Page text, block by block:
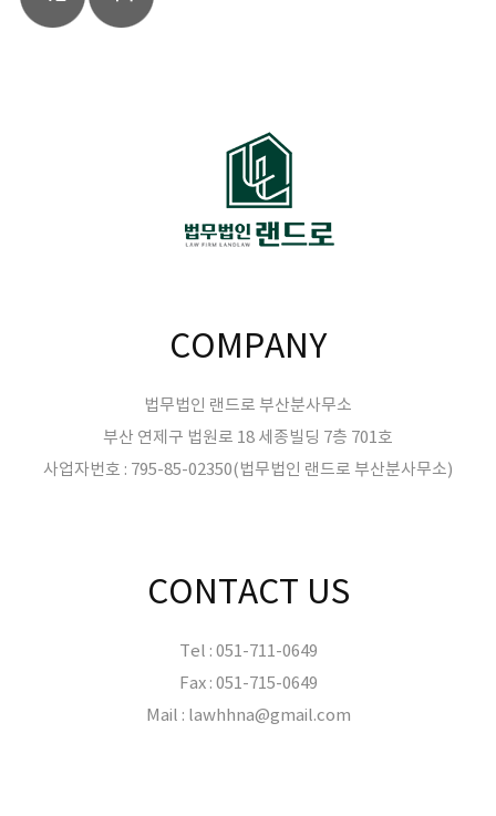
COMPANY
법무법인 랜드로 부산분사무소
부산 연제구 법원로 18 세종빌딩 7층 701호
사업자번호 : 795-85-02350(법무법인 랜드로 부산분사무소)
CONTACT US
Tel : 051-711-0649
Fax : 051-715-0649
Mail : lawhhna@gmail.com